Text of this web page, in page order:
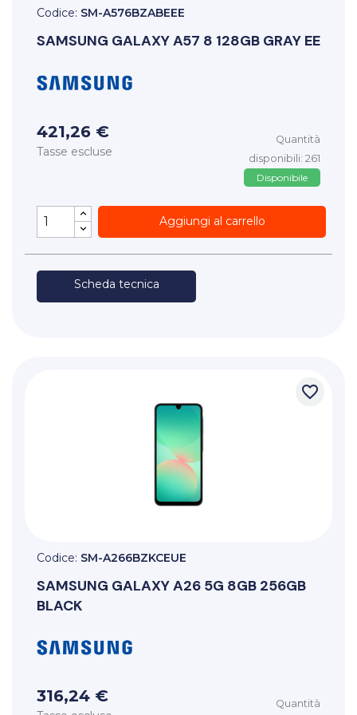
Codice: SM-A576BZABEEE
SAMSUNG GALAXY A57 8 128GB GRAY EE
421,26 €
Tasse escluse
Quantità
disponibili: 261
Disponibile
Aggiungi al carrello
Scheda tecnica
favorite_border
Codice: SM-A266BZKCEUE
SAMSUNG GALAXY A26 5G 8GB 256GB
BLACK
316,24 € Quantità